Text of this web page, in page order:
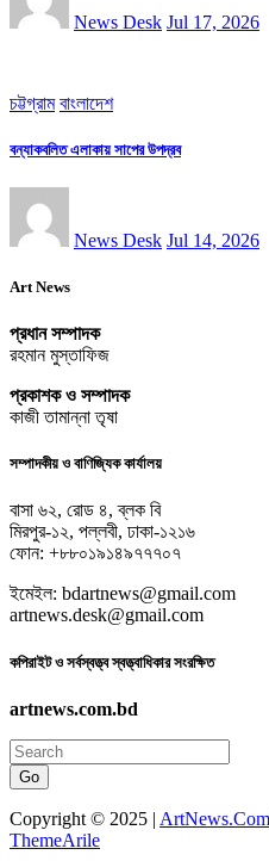
News Desk Jul 17, 2026
চট্টগ্রাম বাংলাদেশ
বন্যাকবলিত এলাকায় সাপের উপদ্রব
News Desk Jul 14, 2026
Art News
প্রধান সম্পাদক
রহমান মুস্তাফিজ
প্রকাশক ও সম্পাদক
কাজী তামান্না তৃষা
সম্পাদকীয় ও বাণিজ্যিক কার্যালয়
বাসা ৬২, রোড ৪, ব্লক বি
মিরপুর-১২, পল্লবী, ঢাকা-১২১৬
ফোন: +৮৮০১৯১৪৯৭৭৭০৭
ইমেইল: bdartnews@gmail.com
artnews.desk@gmail.com
কপিরাইট ও সর্বস্বত্ত্ব স্বত্ত্বাধিকার সংরক্ষিত
artnews.com.bd
Go
Copyright © 2025 |
ThemeArile